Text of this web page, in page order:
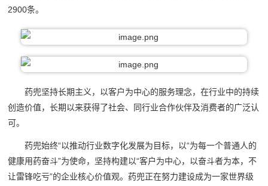
2900条。
药兜坚持长期主义，以客户为中心的服务理念，在行业中的持续
创造价值，长期以来获得了社会、同行业合作伙伴及消费者的广泛认
可。
药兜始终“以推动行业数字化发展为目标，以“为每一个普通人的
健康用药奋斗”为使命，坚持构建以“客户为中心，以奋斗者为本，不
让雷锋吃亏”的企业核心价值观。药兜正在努力建设成为一家世界级